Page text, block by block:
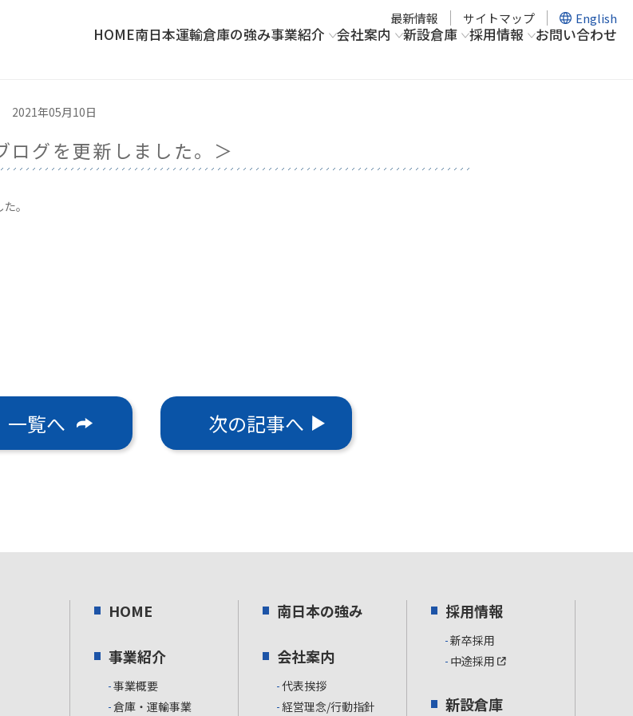
最新情報 サイトマップ English
HOME南日本運輸倉庫の強み事業紹介 会社案内 新設倉庫 採用情報 お問い合わせ
2021年05月10日
ログを更新しました。＞
。
一覧へ 次の記事へ
HOME
事業紹介
事業概要
倉庫・運輸事業
南日本の強み
会社案内
代表挨拶
経営理念/行動指針
採用情報
新卒採用
中途採用
新設倉庫